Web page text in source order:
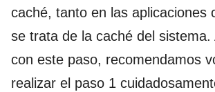
caché, tanto en las aplicaciones
se trata de la caché del sistema.
con este paso, recomendamos
realizar el paso 1